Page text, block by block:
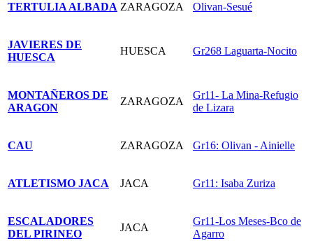
TERTULIA ALBADA ZARAGOZA Olivan-Sesué
JAVIERES DE
HUESCA
HUESCA Gr268 Laguarta-Nocito
MONTAÑEROS DE
ARAGON
ZARAGOZA
Gr11- La Mina-Refugio
de Lizara
CAU ZARAGOZA Gr16: Olivan - Ainielle
ATLETISMO JACA JACA Gr11: Isaba Zuriza
ESCALADORES
DEL PIRINEO
JACA
Gr11-Los Meses-Bco de
Agarro